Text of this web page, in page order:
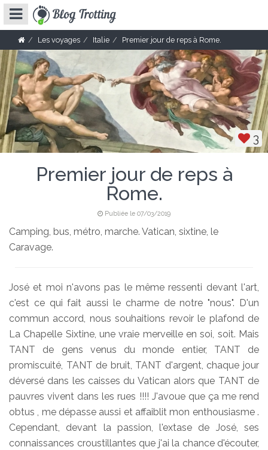
Les voyages Italie Premier jour de reps à Rome.
3
Premier jour de reps à
Rome.
Publiée le 07/03/2019
Camping, bus, métro, marche. Vatican, sixtine, le
Caravage.
José et moi n'avons pas le même ressenti devant l'art,
c'est ce qui fait aussi le charme de notre "nous". D'un
commun accord, nous souhaitions revoir le plafond de
La Chapelle Sixtine, une vraie merveille en soi, soit. Mais
TANT de gens venus du monde entier, TANT de
promiscuité, TANT de bruit, TANT d'argent, chaque jour
déversé dans les caisses du Vatican alors que TANT de
pauvres vivent dans les rues !!!! J'avoue que ça me rend
obtus , me dépasse aussi et affaiblit mon enthousiasme .
Cependant, devant la passion, l'extase de José, ses
connaissances croustillantes que j'ai la chance d'écouter,